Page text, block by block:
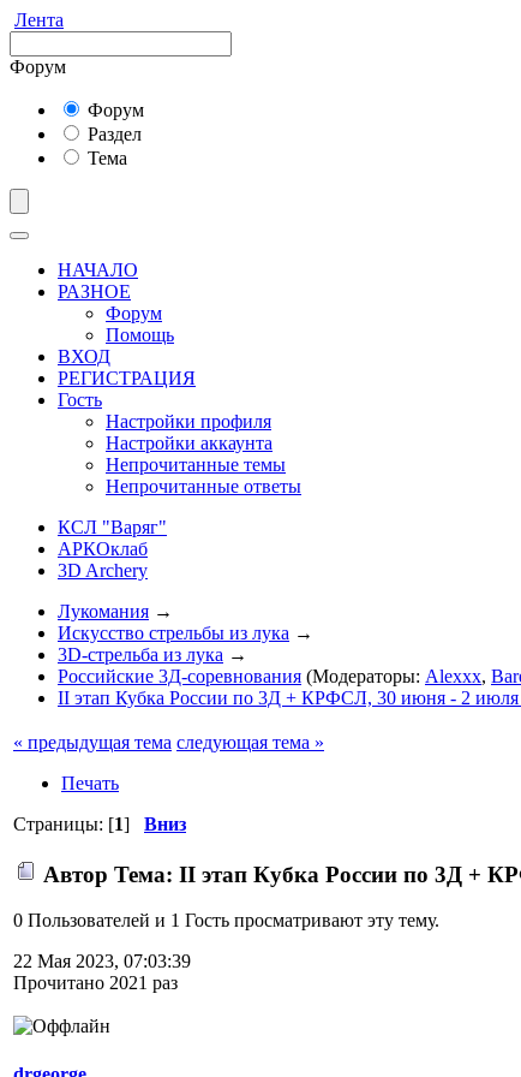
Лента
Форум
Форум
Раздел
Тема
НАЧАЛО
РАЗНОЕ
Форум
Помощь
ВХОД
РЕГИСТРАЦИЯ
Гость
Настройки профиля
Настройки аккаунта
Непрочитанные темы
Непрочитанные ответы
КСЛ "Варяг"
АРКОклаб
3D Archery
Лукомания →
Искусство стрельбы из лука →
3D-стрельба из лука →
Российские 3Д-соревнования (Модераторы: Alexxx,
II этап Кубка России по 3Д + КРФСЛ, 30 июня - 2 июля
« предыдущая тема следующая тема »
Печать
Страницы: [1] Вниз
Автор Тема: II этап Кубка России по 3Д +
0 Пользователей и 1 Гость просматривают эту тему.
22 Мая 2023, 07:03:39
Прочитано 2021 раз